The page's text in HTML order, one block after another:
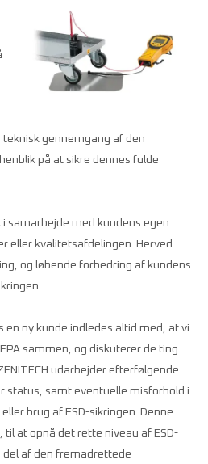
gennemgang af den
på at sikre dennes fulde
samarbejde med kundens egen
eller kvalitetsafdelingen. Herved
og løbende forbedring af kundens
ny kunde indledes altid med, at vi
sammen, og diskuterer de ting
udarbejder efterfølgende
status, samt eventuelle misforhold i
brug af ESD-sikringen. Denne
at opnå det rette niveau af ESD-
del af den fremadrettede